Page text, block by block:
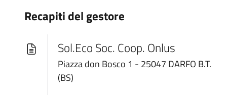
Recapiti del gestore
Sol.Eco Soc. Coop. Onlus
Piazza don Bosco 1 - 25047 DARFO B.T.
(BS)